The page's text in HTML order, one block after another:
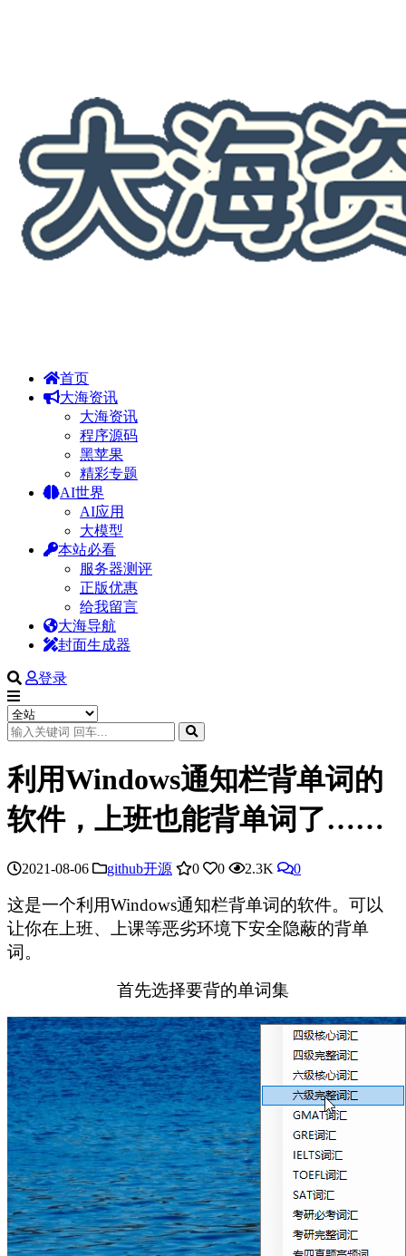
首页
大海资讯
大海资讯
程序源码
黑苹果
精彩专题
AI世界
AI应用
大模型
本站必看
服务器测评
正版优惠
给我留言
大海导航
封面生成器
登录
利用Windows通知栏背单词的
软件，上班也能背单词了……
2021-08-06 github开源 0 0 2.3K 0
这是一个利用Windows通知栏背单词的软件。可以
让你在上班、上课等恶劣环境下安全隐蔽的背单
词。
首先选择要背的单词集